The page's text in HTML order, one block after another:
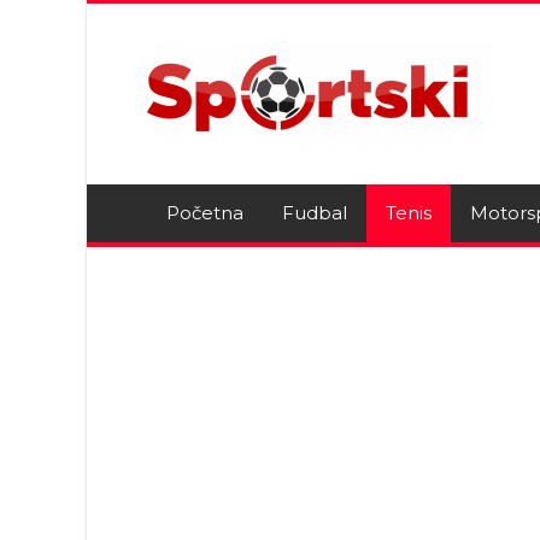
Početna Fudbal Tenis